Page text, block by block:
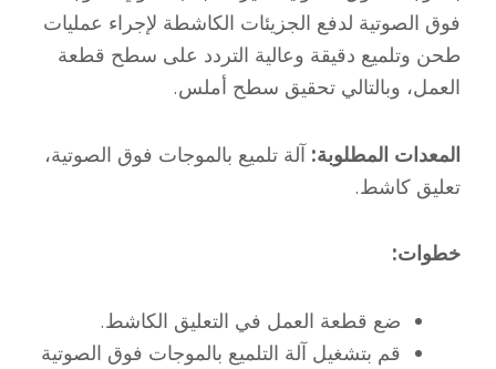
فوق الصوتية لدفع الجزيئات الكاشطة لإجراء عمليات
طحن وتلميع دقيقة وعالية التردد على سطح قطعة
العمل، وبالتالي تحقيق سطح أملس.
المعدات المطلوبة:آلة تلميع بالموجات فوق الصوتية،
تعليق كاشط.
خطوات:
ضع قطعة العمل في التعليق الكاشط.
قم بتشغيل آلة التلميع بالموجات فوق الصوتية